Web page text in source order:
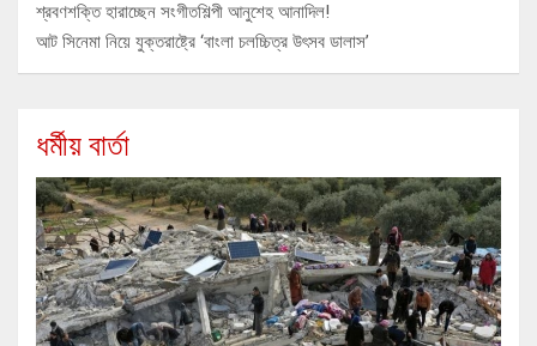
শ্রবণশক্তি হারাচ্ছেন সংগীতশিল্পী আনুশেহ আনাদিল!
আট সিনেমা নিয়ে যুক্তরাষ্ট্রে ‘বাংলা চলচ্চিত্র উৎসব ডালাস’
ধর্মীয় বার্তা